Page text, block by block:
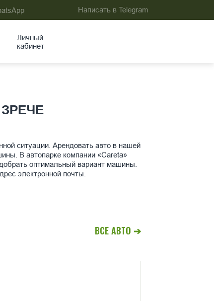
Написать в Telegram
Личный
кабинет
ситуации. Арендовать авто в нашей
В автопарке компании «Careta»
оптимальный вариант машины.
электронной почты.
ВСЕ АВТО ➔